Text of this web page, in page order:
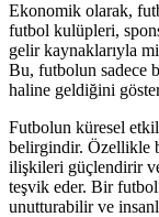
Ekonomik olarak,
futbol kulüpleri,
gelir kaynaklarıyla
Bu, futbolun sadece
haline geldiğini
Futbolun küresel
belirgindir. Özellikle
ilişkileri güçlendirir
teşvik eder. Bir futbol
unutturabilir ve